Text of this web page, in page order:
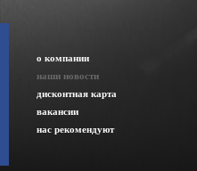
о компании
наши новости
дисконтная карта
вакансии
нас рекомендуют